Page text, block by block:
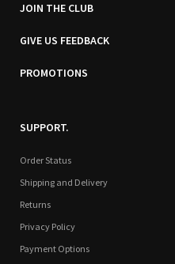
JOIN THE CLUB
GIVE US FEEDBACK
PROMOTIONS
SUPPORT.
Order Status
Shipping and Delivery
Returns
Privacy Policy
Payment Options